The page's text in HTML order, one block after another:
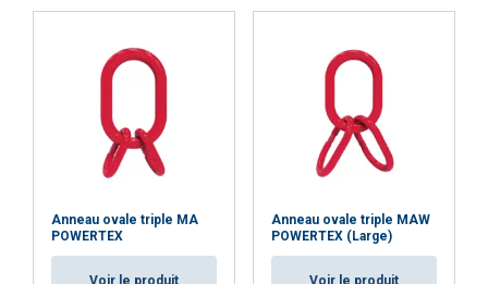
Anneau ovale triple MA
POWERTEX
Voir le produit
Anneau ovale triple MAW
POWERTEX (Large)
Voir le produit